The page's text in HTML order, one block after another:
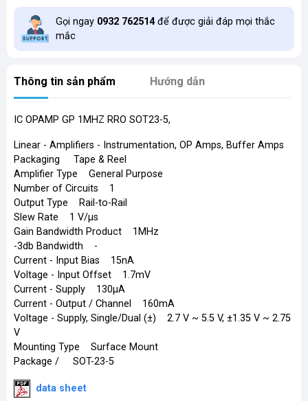
Gọi ngay 0932 762514để được giải đáp mọi thắc
mắc
Thông tin sản phẩm Hướng dẫn
IC OPAMP GP 1MHZ RRO SOT23-5,
Linear - Amplifiers - Instrumentation, OP Amps, Buffer Amps
Packaging Tape & Reel
Amplifier Type General Purpose
Number of Circuits 1
Output Type Rail-to-Rail
Slew Rate 1 V/µs
Gain Bandwidth Product 1MHz
-3db Bandwidth -
Current - Input Bias 15nA
Voltage - Input Offset 1.7mV
Current - Supply 130µA
Current - Output / Channel 160mA
Voltage - Supply, Single/Dual (±) 2.7 V ~ 5.5 V, ±1.35 V ~ 2.75
V
Mounting Type Surface Mount
Package / SOT-23-5
data sheet